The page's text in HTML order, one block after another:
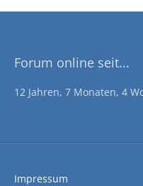
Forum online seit...
12 Jahren, 7 Monaten, 4
Impressum